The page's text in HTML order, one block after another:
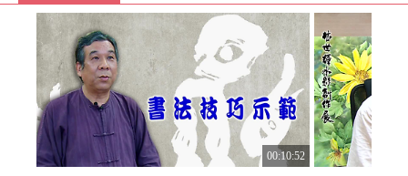
00:10:52